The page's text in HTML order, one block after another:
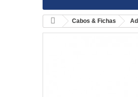
Cabos & Fichas